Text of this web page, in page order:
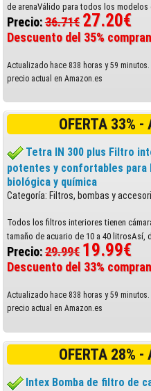
de arenaVálido para todos los modelos
Precio:36.71€ 27.20€
Descuento del 35%
Actualizado hace 838 horas y 59
precio actual en Amazon.es
OFERTA 33%
Tetra IN 300 plus Filtro
potentes y confortables para
biológica y química
Categoría: Filtros, bombas y
Todos los filtros interiores tienen
tamaño de acuario de 10 a 40 litrosAsí,
Precio:29.99€ 19.99€
Descuento del 33%
Actualizado hace 838 horas y 59
precio actual en Amazon.es
OFERTA 28%
Intex Bomba de filtro de